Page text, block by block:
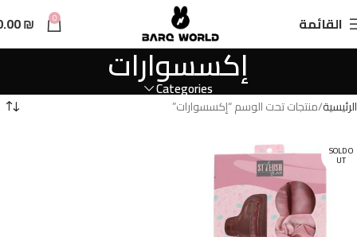
القائمة 0
₪
إكسسوارات
Categories
الرئيسية منتجات تحت الوسم “إكسسوارات”
SOLD O
UT